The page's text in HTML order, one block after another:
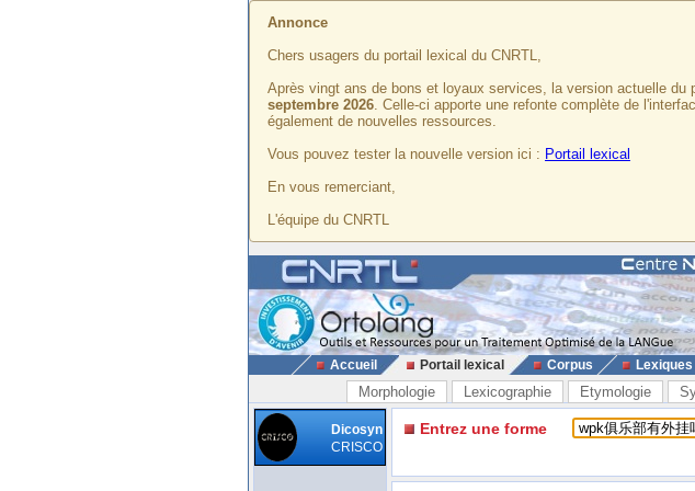
Annonce
Chers usagers du portail lexical du CNRTL,
Après vingt ans de bons et loyaux services, la version actuelle du
septembre 2026. Celle-ci apporte une refonte complète de
également de nouvelles ressources.
Vous pouvez tester la nouvelle version ici : Portail lexical
En vous remerciant,
L'équipe du CNRTL
Accueil Portail lexical Corpus Lexiques
Morphologie Lexicographie Etymologie
Dicosyn
CRISCO
Entrez une forme